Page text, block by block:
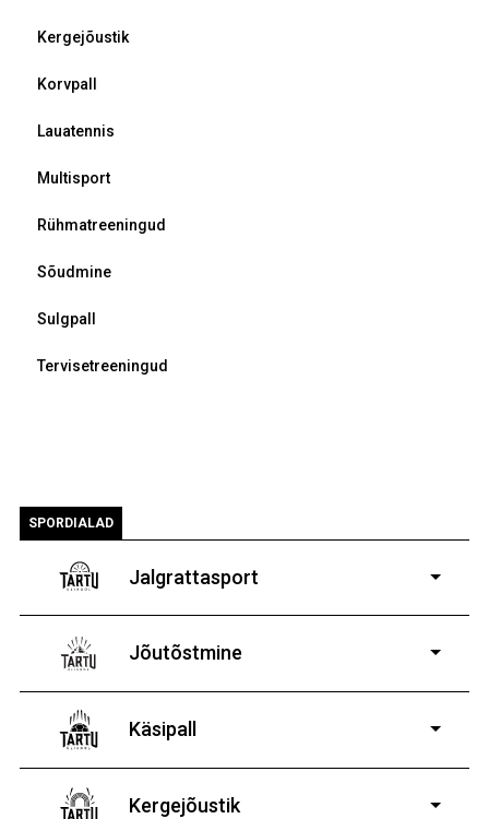
Kergejõustik
Korvpall
Lauatennis
Multisport
Rühmatreeningud
Sõudmine
Sulgpall
Tervisetreeningud
SPORDIALAD
Jalgrattasport
vanematele poistele ja tüdrukutele
Jõutõstmine
poistele ja tüdrukutele
Käsipall
Kergejõustik